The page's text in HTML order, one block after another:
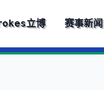
立博 赛事新闻